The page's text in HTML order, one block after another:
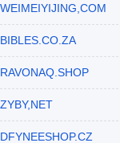
WEIMEIYIJING,COM
BIBLES.CO.ZA
RAVONAQ.SHOP
ZYBY,NET
DFYNEESHOP.CZ